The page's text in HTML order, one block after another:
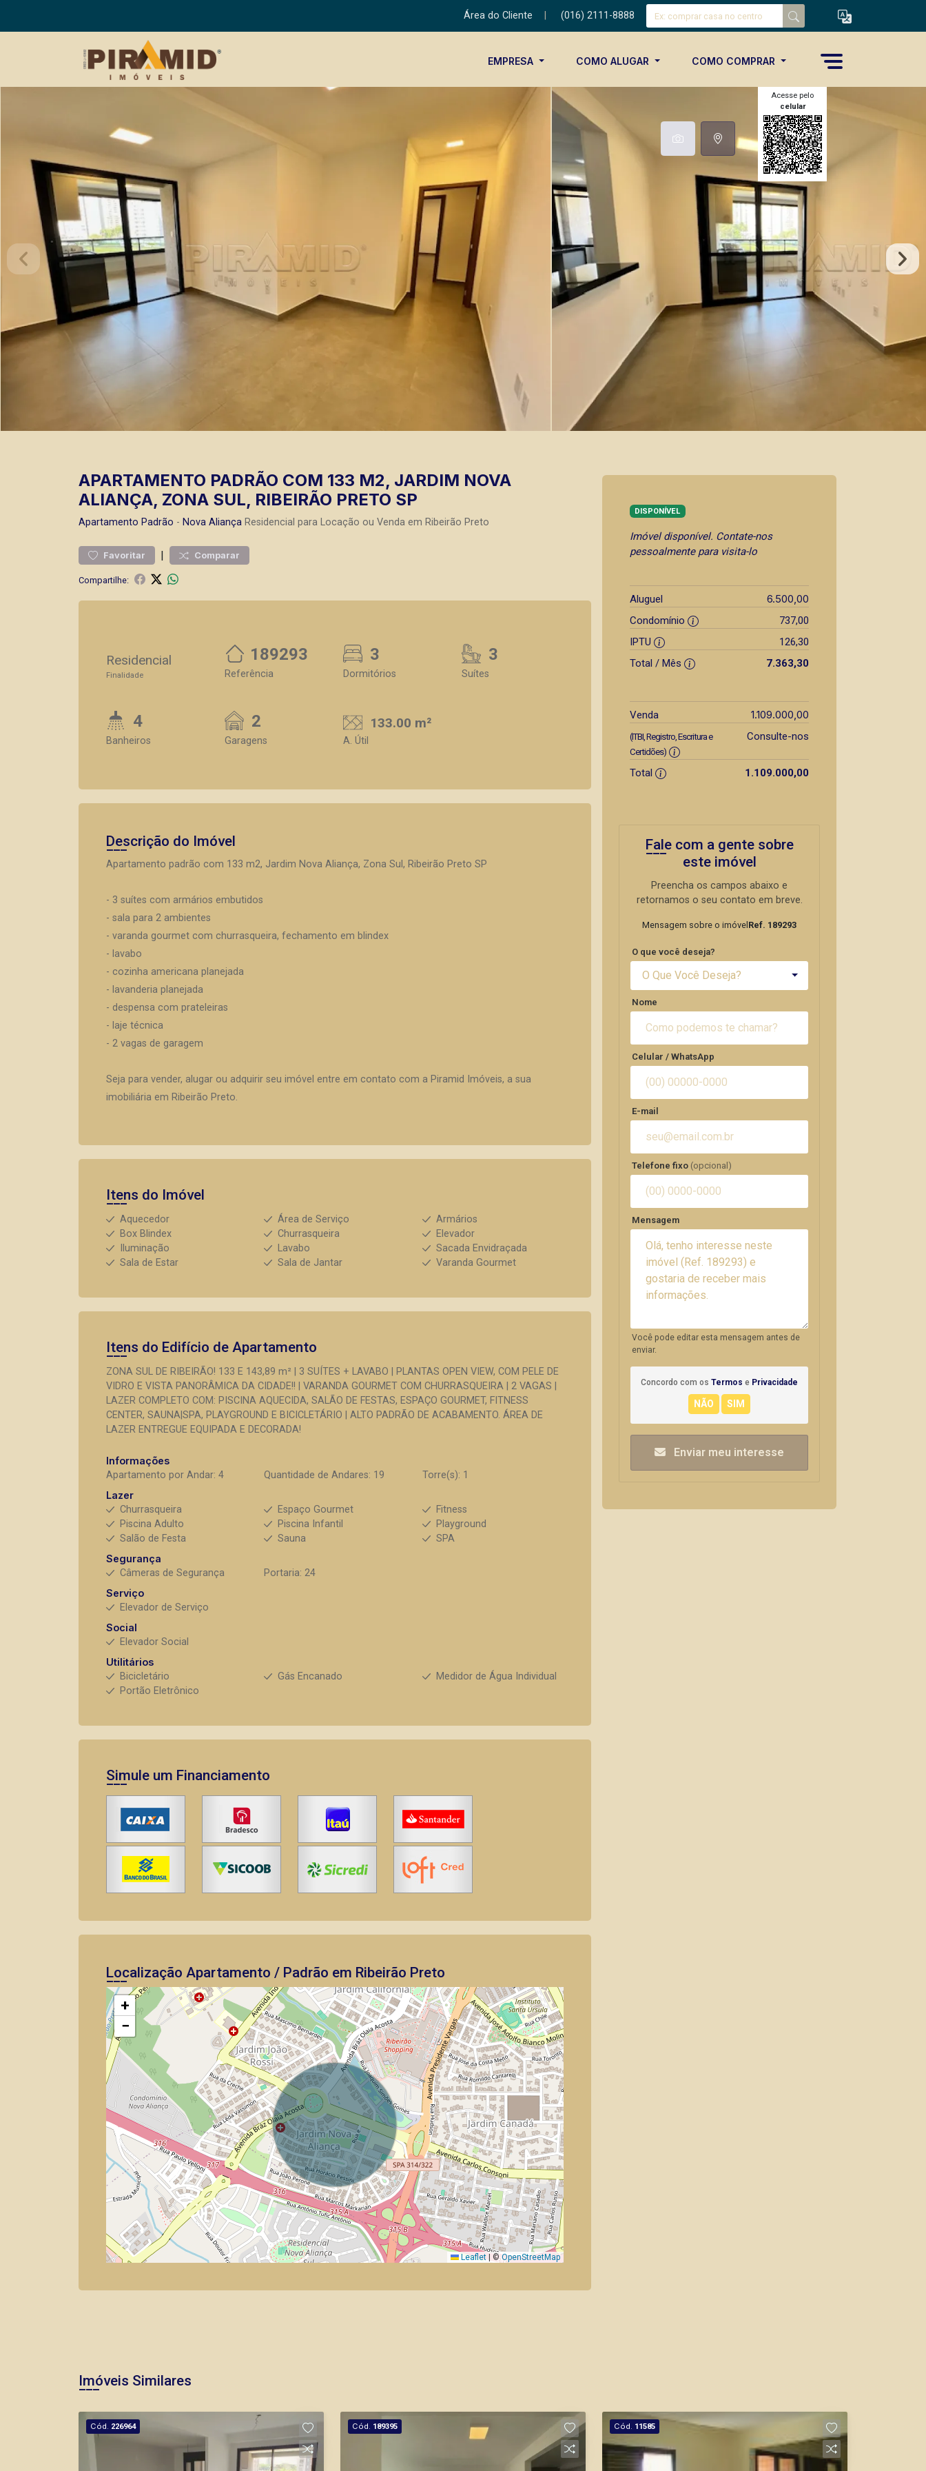
Área do Cliente (016) 2111-8888
EMPRESA COMO ALUGAR COMO COMPRAR
Acesse pelo
celular
APARTAMENTO PADRÃO COM 133 M2, JARDIM NOVA
ALIANÇA, ZONA SUL, RIBEIRÃO PRETO SP
Apartamento Padrão - Nova Aliança Residencial para Locação ou Venda em Ribeirão Preto
Favoritar | Comparar
Compartilhe:
Residencial
Finalidade
189293
Referência
3
Dormitórios
3
Suítes
4
Banheiros
2
Garagens
133.00 m²
A. Útil
Descrição do Imóvel
Apartamento padrão com 133 m2, Jardim Nova Aliança, Zona Sul, Ribeirão Preto SP
- 3 suítes com armários embutidos
- sala para 2 ambientes
- varanda gourmet com churrasqueira, fechamento em blindex
- lavabo
- cozinha americana planejada
- lavanderia planejada
- despensa com prateleiras
- laje técnica
- 2 vagas de garagem
Seja para vender, alugar ou adquirir seu imóvel entre em contato com a Piramid Imóveis, a sua
imobiliária em Ribeirão Preto.
Itens do Imóvel
Aquecedor Área de Serviço
Armários
Box Blindex
Churrasqueira
Elevador
Iluminação
Lavabo
Sacada Envidraçada
Sala de Estar
Sala de Jantar Varanda Gourmet
Itens do Edifício de Apartamento
ZONA SUL DE RIBEIRÃO! 133 E 143,89 m² | 3 SUÍTES + LAVABO | PLANTAS OPEN VIEW, COM PELE DE
VIDRO E VISTA PANORÂMICA DA CIDADE!! | VARANDA GOURMET COM CHURRASQUEIRA | 2 VAGAS |
LAZER COMPLETO COM: PISCINA AQUECIDA, SALÃO DE FESTAS, ESPAÇO GOURMET, FITNESS
CENTER, SAUNA|SPA, PLAYGROUND E BICICLETÁRIO | ALTO PADRÃO DE ACABAMENTO. ÁREA DE
LAZER ENTREGUE EQUIPADA E DECORADA!
Informações
Apartamento por Andar: 4
Quantidade de Andares: 19
Torre(s): 1
Lazer
Churrasqueira
Espaço Gourmet
Fitness
Piscina Adulto
Piscina Infantil
Playground
Salão de Festa
Sauna
SPA
Segurança
Câmeras de Segurança
Portaria: 24
Serviço
Elevador de Serviço
Social
Elevador Social
Utilitários
Bicicletário
Gás Encanado
Medidor de Água Individual
Portão Eletrônico
Simule um Financiamento
Localização Apartamento / Padrão em Ribeirão Preto
+
−
Leaflet ©OpenStreetMap
DISPONÍVEL
Imóvel disponível. Contate-nos
pessoalmente para visita-lo
Aluguel 6.500,00
Condomínio
737,00
IPTU
126,30
Total / Mês
7.363,30
Venda 1.109.000,00
(ITBI, Registro, Escritura e
Certidões)
Consulte-nos
Total 1.109.000,00
Fale com a gente sobre
este imóvel
Preencha os campos abaixo e
retornamos o seu contato em breve.
Mensagem sobre o imóvel Ref. 189293
O que você deseja?
O Que Você Deseja?
Nome
Celular / WhatsApp
E-mail
Telefone fixo (opcional)
Mensagem
Você pode editar esta mensagem antes de
enviar.
Concordo com os Termos e Privacidade
Enviar meu interesse
Imóveis Similares
Cód. 226964 Cód. 189395 Cód. 11585